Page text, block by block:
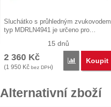
Sluchátko s průhledným zvukovodem
typ MDRLN4941 je určeno pro…
15 dnů
2 360 Kč
(1 950 Kč bez DPH)
Porovnat
Koupit
Alternativní zboží